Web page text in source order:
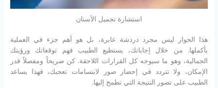
استشارة تجميل الأسنان
هذا الحوار ليس مجرد دردشة عابرة، بل هو أهم جزء في العملية
بأكملها. من خلال إجاباتك، يستطيع الطبيب فهم توقعاتك ورؤيتك
الجمالية، وهو ما سيوجه كل القرارات اللاحقة. كن صريحاً ومفصلاً قدر
الإمكان، ولا تتردد في إحضار صور لابتسامات تعجبك، فهذا يساعد
الطبيب على تصور النتيجة التي تطمح إليها.